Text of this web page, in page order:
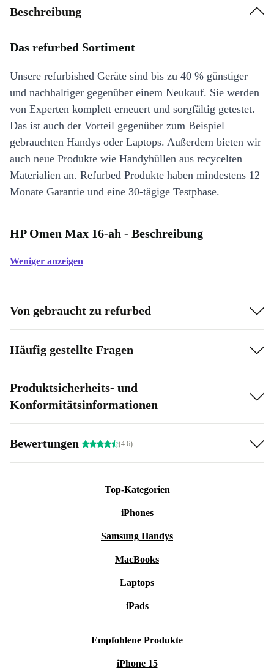
Beschreibung
Das refurbed Sortiment
Unsere refurbished Geräte sind bis zu 40 % günstiger
und nachhaltiger gegenüber einem Neukauf. Sie werden
von Experten komplett erneuert und sorgfältig getestet.
Das ist auch der Vorteil gegenüber zum Beispiel
gebrauchten Handys oder Laptops. Außerdem bieten wir
auch neue Produkte wie Handyhüllen aus recycelten
Materialien an. Refurbed Produkte haben mindestens 12
Monate Garantie und eine 30-tägige Testphase.
HP Omen Max 16-ah - Beschreibung
Weniger anzeigen
Von gebraucht zu refurbed
Häufig gestellte Fragen
Produktsicherheits- und
Konformitätsinformationen
Bewertungen (4.6)
Top-Kategorien
iPhones
Samsung Handys
MacBooks
Laptops
iPads
Empfohlene Produkte
iPhone 15